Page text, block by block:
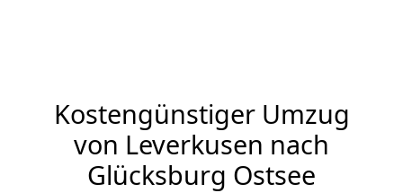
Kostengünstiger Umzug
von Leverkusen nach
Glücksburg Ostsee